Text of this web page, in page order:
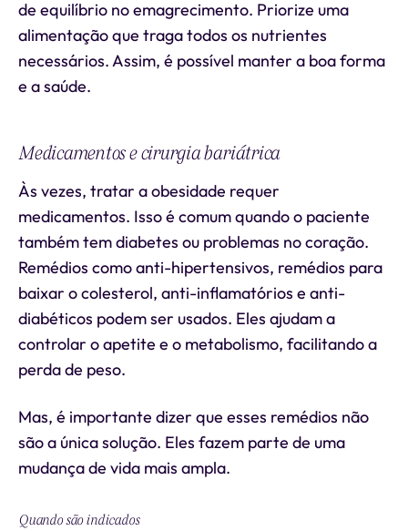
de equilíbrio no emagrecimento. Priorize uma
alimentação que traga todos os nutrientes
necessários. Assim, é possível manter a boa forma
e a saúde.
Medicamentos e cirurgia bariátrica
Às vezes, tratar a obesidade requer
medicamentos. Isso é comum quando o paciente
também tem diabetes ou problemas no coração.
Remédios como anti-hipertensivos, remédios para
baixar o colesterol, anti-inflamatórios e anti-
diabéticos podem ser usados. Eles ajudam a
controlar o apetite e o metabolismo, facilitando a
perda de peso.
Mas, é importante dizer que esses remédios não
são a única solução. Eles fazem parte de uma
mudança de vida mais ampla.
Quando são indicados